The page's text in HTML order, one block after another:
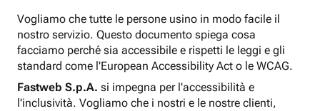
Vogliamo che tutte le persone usino in modo facile il
nostro servizio. Questo documento spiega cosa
facciamo perché sia accessibile e rispetti le leggi e gli
standard come l'European Accessibility Act o le WCAG.
Fastweb S.p.A. si impegna per l'accessibilità e
l'inclusività. Vogliamo che i nostri e le nostre clienti,